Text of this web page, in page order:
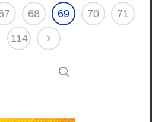
68 69 70 71
114